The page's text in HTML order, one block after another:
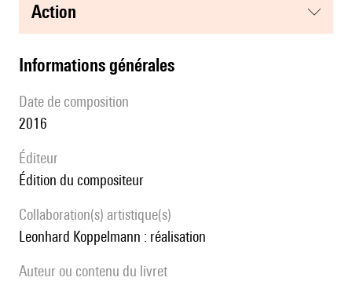
action
informations générales
date de composition
2016
éditeur
édition du compositeur
Collaboration(s) artistique(s)
Leonhard Koppelmann : réalisation
Auteur ou contenu du livret